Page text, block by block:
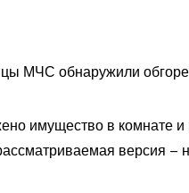
МЧС обнаружили
имущество в комнате
версия –